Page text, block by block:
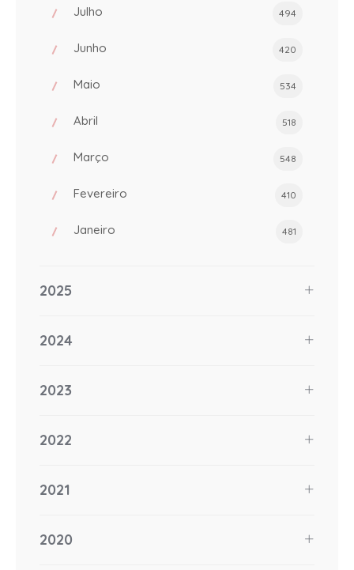
Julho 494
Junho 420
Maio 534
Abril 518
Março 548
Fevereiro 410
Janeiro 481
2025
2024
2023
2022
2021
2020